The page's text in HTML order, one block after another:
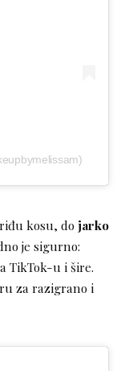
kosu, dojarko
je sigurno:
TikTok-u i šire.
za razigrano i